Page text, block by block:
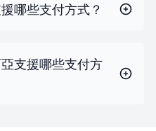
哪些支付方式？
支援哪些支付方